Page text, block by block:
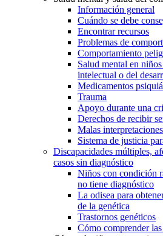
Información general
Cuándo se debe
Encontrar recursos
Problemas de
Comportamiento
Salud mental en
intelectual o del
Medicamentos
Trauma
Apoyo durante una
Derechos de recibir
Malas
Sistema de justicia
Discapacidades múltiples,
casos sin diagnóstico
Niños con condición
no tiene diagnóstico
La odisea para
de la genética
Trastornos genéticos
Cómo comprender